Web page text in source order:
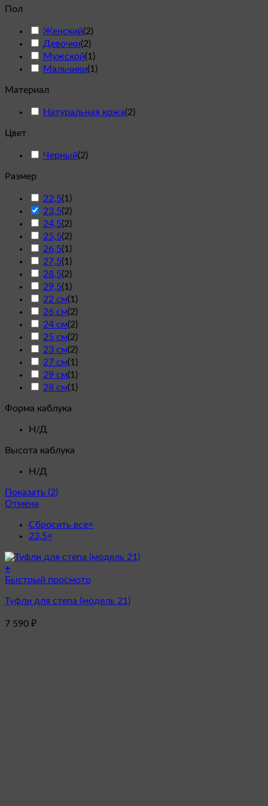
Пол
Женский(2)
Девочки(2)
Мужской(1 )
Мальчики(1 )
Материал
Натуральная кожа(2)
Цвет
Черный(2)
Размер
22,5(1 )
23,5(2)
24,5(2)
25,5(2)
26,5(1 )
27,5(1 )
28,5(2)
29,5(1 )
22 см(1 )
26 см(2)
24 см(2)
25 см(2)
23 см(2)
27 см(1 )
29 см(1 )
28 см(1 )
Форма каблука
Н/Д
Высота каблука
Н/Д
Показать (2)
Отмена
Сбросить все×
23,5×
+
Этот
имеет
вариаций.
Быстрый просмотр
Туфли для степа (модель 21)
7 590 ₽